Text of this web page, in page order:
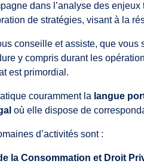
dans l’analyse des
de stratégies, visant à la
conseille et assiste, que vous
y compris durant les
est primordial.
couramment la langue
où elle dispose de
d’activités sont :
la Consommation et Droit